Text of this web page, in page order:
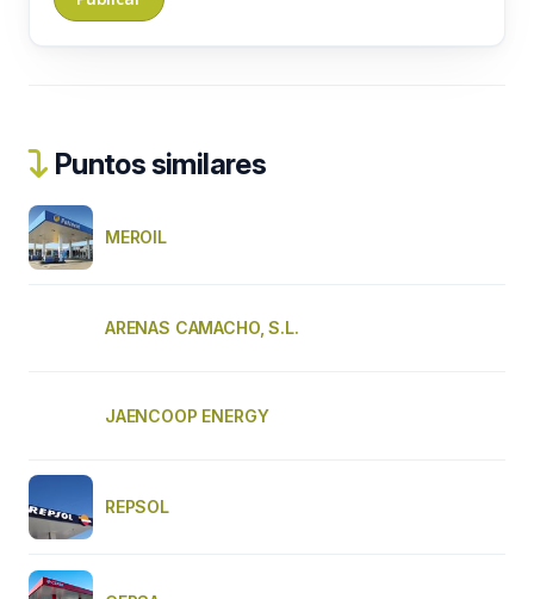
Puntos similares
MEROIL
ARENAS CAMACHO, S.L.
JAENCOOP ENERGY
REPSOL